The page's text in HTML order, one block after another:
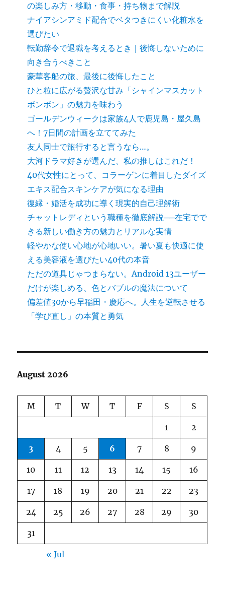
の楽しみ方・移動・食事・持ち物まで解説
ナイアシンアミド配合でベタつきにくい化粧水を
選びたい
転勤辞令で退職を考えるとき｜後悔しないために
向き合うべきこと
豪華客船の旅、最後に後悔したこと
ひと粒に広がる贅沢な甘み「シャインマスカット
ボンボン」の魅力を味わう
ゴールデンウィークは家族4人で鹿児島・屋久島
へ！7日間の計画を立ててみた
友人同士で旅行すると言うなら…。
大河ドラマ好きが選んだ、私の推しはこれだ！
40代女性にとって、コラーゲンに着目したダイズ
エキス配合スキンケアが気になる理由
復縁・婚活を成功に導く現実的自己理解術
チャットレディという職種を徹底解説──在宅でで
きる新しい働き方の魅力とリアルな実情
軽やかな使い心地が心地いい。暑い夏も快適に使
える美容液を選びたい40代の本音
ただの道具じゃつまらない。Android 13ユーザー
だけが楽しめる、色とバブルの魔法について
偏差値30から早稲田・慶応へ。人生を逆転させる
「学び直し」の本質と勇気
August 2026
M T W T F S S
1 2
3 4 5 6 7 8 9
10 11 12 13 14 15 16
17 18 19 20 21 22 23
24 25 26 27 28 29 30
31
« Jul